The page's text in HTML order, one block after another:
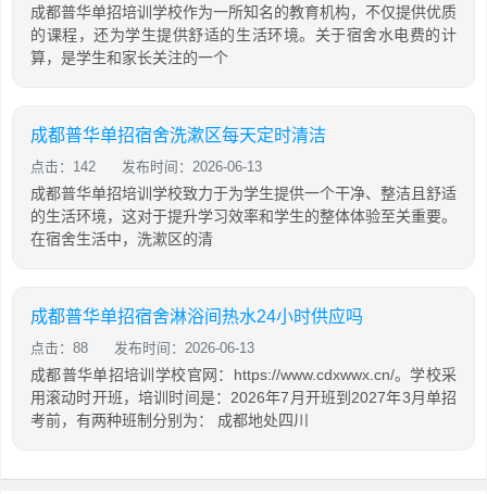
成都普华单招培训学校作为一所知名的教育机构，不仅提供优质
的课程，还为学生提供舒适的生活环境。关于宿舍水电费的计
算，是学生和家长关注的一个
成都普华单招宿舍洗漱区每天定时清洁
点击：142 发布时间：2026-06-13
成都普华单招培训学校致力于为学生提供一个干净、整洁且舒适
的生活环境，这对于提升学习效率和学生的整体体验至关重要。
在宿舍生活中，洗漱区的清
成都普华单招宿舍淋浴间热水24小时供应吗
点击：88 发布时间：2026-06-13
成都普华单招培训学校官网：https://www.cdxwwx.cn/。学校采
用滚动时开班，培训时间是：2026年7月开班到2027年3月单招
考前，有两种班制分别为： 成都地处四川